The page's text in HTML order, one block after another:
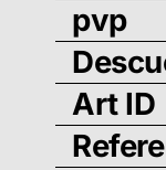
pvp
Art ID